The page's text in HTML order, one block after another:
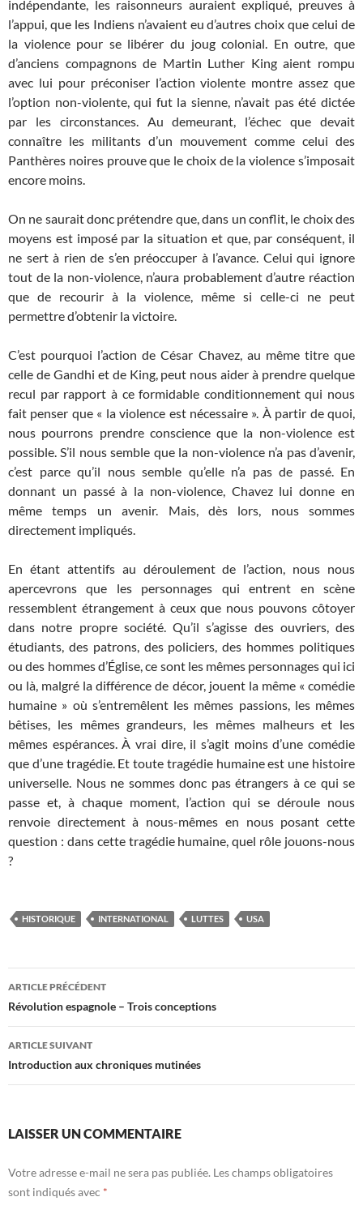
indépendante, les raisonneurs auraient expliqué, preuves à
l’appui, que les Indiens n’avaient eu d’autres choix que celui de
la violence pour se libérer du joug colonial. En outre, que
d’anciens compagnons de Martin Luther King aient rompu
avec lui pour préconiser l’action violente montre assez que
l’option non-violente, qui fut la sienne, n’avait pas été dictée
par les circonstances. Au demeurant, l’échec que devait
connaître les militants d’un mouvement comme celui des
Panthères noires prouve que le choix de la violence s’imposait
encore moins.
On ne saurait donc prétendre que, dans un conflit, le choix des
moyens est imposé par la situation et que, par conséquent, il
ne sert à rien de s’en préoccuper à l’avance. Celui qui ignore
tout de la non-violence, n’aura probablement d’autre réaction
que de recourir à la violence, même si celle-ci ne peut
permettre d’obtenir la victoire.
C’est pourquoi l’action de César Chavez, au même titre que
celle de Gandhi et de King, peut nous aider à prendre quelque
recul par rapport à ce formidable conditionnement qui nous
fait penser que « la violence est nécessaire ». À partir de quoi,
nous pourrons prendre conscience que la non-violence est
possible. S’il nous semble que la non-violence n’a pas d’avenir,
c’est parce qu’il nous semble qu’elle n’a pas de passé. En
donnant un passé à la non-violence, Chavez lui donne en
même temps un avenir. Mais, dès lors, nous sommes
directement impliqués.
En étant attentifs au déroulement de l’action, nous nous
apercevrons que les personnages qui entrent en scène
ressemblent étrangement à ceux que nous pouvons côtoyer
dans notre propre société. Qu’il s’agisse des ouvriers, des
étudiants, des patrons, des policiers, des hommes politiques
ou des hommes d’Église, ce sont les mêmes personnages qui ici
ou là, malgré la différence de décor, jouent la même « comédie
humaine » où s’entremêlent les mêmes passions, les mêmes
bêtises, les mêmes grandeurs, les mêmes malheurs et les
mêmes espérances. À vrai dire, il s’agit moins d’une comédie
que d’une tragédie. Et toute tragédie humaine est une histoire
universelle. Nous ne sommes donc pas étrangers à ce qui se
passe et, à chaque moment, l’action qui se déroule nous
renvoie directement à nous-mêmes en nous posant cette
question : dans cette tragédie humaine, quel rôle jouons-nous
?
HISTORIQUE INTERNATIONAL LUTTES USA
Navigation
des
articles
ARTICLE PRÉCÉDENT
Révolution espagnole – Trois conceptions
ARTICLE SUIVANT
Introduction aux chroniques mutinées
LAISSER UN COMMENTAIRE
Votre adresse e-mail ne sera pas publiée. Les champs obligatoires
sont indiqués avec *